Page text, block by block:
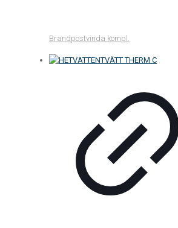
Brandpostvinda kompl.